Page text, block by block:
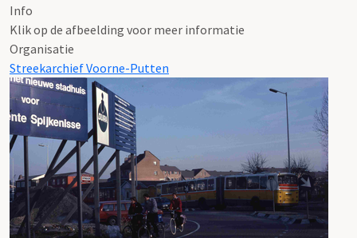
Info
Klik op de afbeelding voor meer informatie
Organisatie
Streekarchief Voorne-Putten